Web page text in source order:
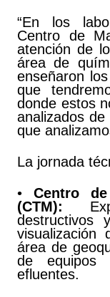
“En los
Centro de
atención de
área de
enseñaron
que
donde estos
analizados
que
La jornada
• Centro
(CTM):
destructivos
visualización
área de
de equipos
efluentes.